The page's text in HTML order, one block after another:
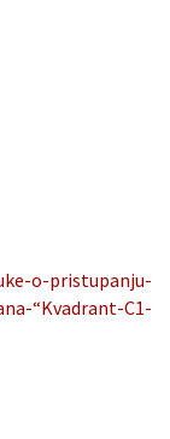
o-pristupanju-
“Kvadrant-C1-